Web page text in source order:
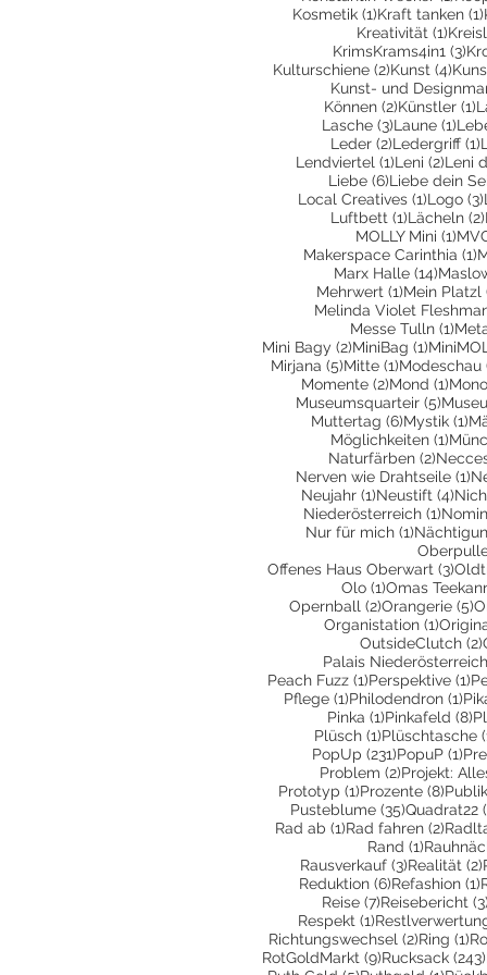
Kosmetik (1)1 Beitrag
Kraft tanken (1)
Kreativität (1)1
KrimsKrams4in1 (3)3
Kulturschiene (2)2 Beiträge
Kunst (4)4
Kunst- und
Können (2)2 Beiträge
Künstler (1)
Lasche (3)3 Beiträge
Laune (1)1
Leder (2)2 Beiträge
Ledergriff (1)
Lendviertel (1)1 Beitrag
Leni (2)2
Leni
Liebe (6)6 Beiträge
Liebe dein
Local Creatives (1)1 Beitrag
Logo (3)
Luftbett (1)1 Beitrag
Lächeln (2)
MOLLY Mini (1)1
Makerspace Carinthia (1)
Marx Halle (14)14
Mehrwert (1)1 Beitrag
Mein Platzl
Melinda Violet
Messe Tulln (1)1
Mini Bagy (2)2 Beiträge
MiniBag (1)1 Beitrag
Mirjana (5)5 Beiträge
Mitte (1)1 Beitrag
Modeschau
Momente (2)2 Beiträge
Mond (1)1
Museumsquarteir (5)5
Muttertag (6)6 Beiträge
Mystik (1)1
Möglichkeiten (1)1
Naturfärben (2)2
Nerven wie Drahtseile (1)1
Neujahr (1)1 Beitrag
Neustift (4)4
Niederösterreich (1)1
Nur für mich (1)1 Beitrag
Offenes Haus Oberwart (3)3
Olo (1)1 Beitrag
Omas
Opernball (2)2 Beiträge
Orangerie (5)5
Organistation (1)1
OutsideClutch (2)
Palais Niederösterreich
Peach Fuzz (1)1 Beitrag
Perspektive (1)1
Pflege (1)1 Beitrag
Philodendron (1)1
Pinka (1)1 Beitrag
Pinkafeld (8)8
Plüsch (1)1 Beitrag
Plüschtasche
PopUp (231)231 Beiträge
PopuP (1)1
Problem (2)2 Beiträge
Projekt:
Prototyp (1)1 Beitrag
Prozente (8)8
Pusteblume (35)35 Beiträge
Quadrat22
Rad ab (1)1 Beitrag
Rad fahren (2)2
Rand (1)1 Beitrag
Rausverkauf (3)3 Beiträge
Realität (2)
Reduktion (6)6 Beiträge
Refashion (1)
Reise (7)7 Beiträge
Reisebericht (3)
Respekt (1)1 Beitrag
Richtungswechsel (2)2 Beiträge
Ring (1)1
RotGoldMarkt (9)9 Beiträge
Rucksack (243)